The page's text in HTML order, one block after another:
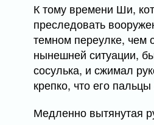
К тому времени Ши,
преследовать
темном переулке, чем
нынешней ситуации,
сосулька, и сжимал
крепко, что его
Медленно вытянутая